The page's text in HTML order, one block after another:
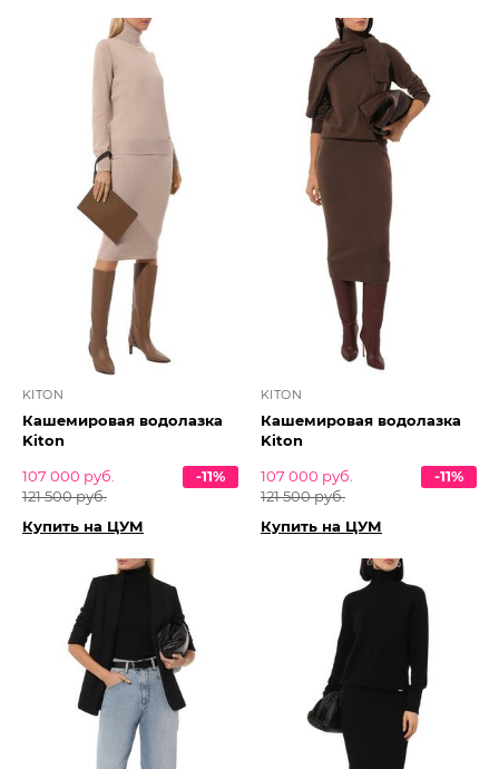
KITON
Кашемировая водолазка
Kiton
107 000 руб.
121 500 руб.
-11%
Купить на ЦУМ
KITON
Кашемировая водолазка
Kiton
107 000 руб.
121 500 руб.
-11%
Купить на ЦУМ